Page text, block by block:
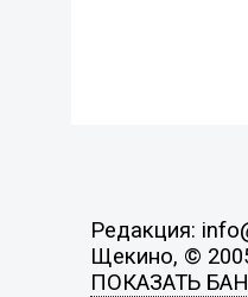
Редакция:
Щекино, ©
ПОКАЗАТЬ